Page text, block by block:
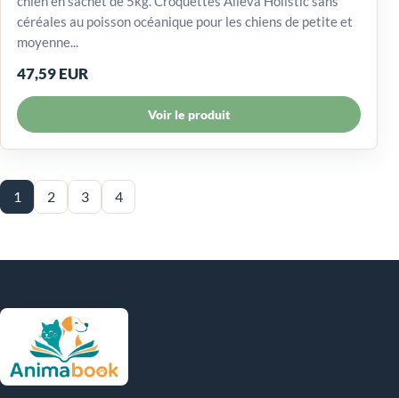
céréales au poisson océanique pour les chiens de petite et
moyenne...
47,59 EUR
Voir le produit
1 2 3 4